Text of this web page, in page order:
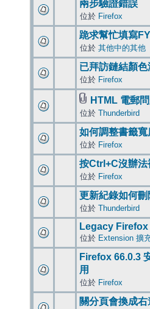
兩步驗證錯誤
位於 Firefox
跪求幫忙填寫
位於 其他中的其他
已拜訪鏈結顏
位於 Firefox
HTML 電郵
位於 Thunderbird
如何調整書籤寬
位於 Firefox
按Ctrl+C沒辦
位於 Firefox
更新紀錄如何刪
位於 Thunderbird
Legacy
位於 Extension 擴
Firefox 66.0.3
用
位於 Firefox
關分頁會換成